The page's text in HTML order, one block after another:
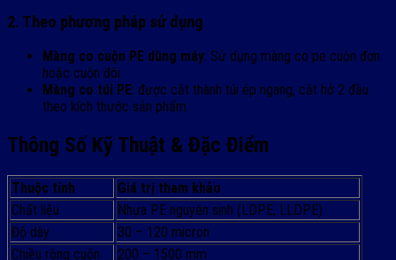
2. Theo phương pháp sử dụng
Màng co cuộn PE dùng máy: Sử dụng màng co pe cuộn đơn
hoặc cuộn đôi
Màng co túi PE: được cắt thành túi ép ngang, cắt hở 2 đầu
theo kích thước sản phẩm.
Thông Số Kỹ Thuật & Đặc Điểm
Thuộc tính
Giá trị tham khảo
Chất liệu
Nhựa PE nguyên sinh (LDPE, LLDPE)
Độ dày
30 – 120 micron
Chiều rộng cuộn
200 – 1500 mm